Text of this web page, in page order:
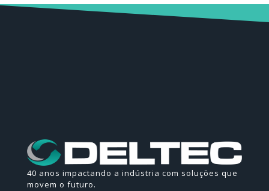
40 anos impactando a indústria com soluções que
movem o futuro.